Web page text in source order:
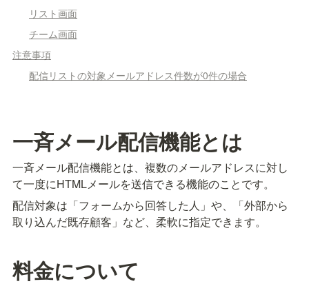
リスト画面
チーム画面
注意事項
配信リストの対象メールアドレス件数が0件の場合
一斉メール配信機能とは
一斉メール配信機能とは、複数のメールアドレスに対し
て一度にHTMLメールを送信できる機能のことです。
配信対象は「フォームから回答した人」や、「外部から
取り込んだ既存顧客」など、柔軟に指定できます。
料金について